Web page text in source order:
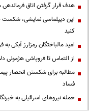
هدف قرار گرفتن اتاق‌
این دیپلماسی نمایشی، شکست
کنید
امید مالباختگان رمزارز آبکی
از التماس تا فروپاشی هژمونی
مطالبه برای شکستن انحصار
فساد
حمله نیروهای اسرائیلی به